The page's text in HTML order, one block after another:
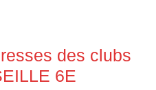
des clubs
6E